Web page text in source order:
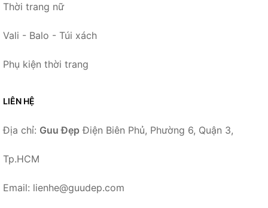
Thời trang nữ
Vali - Balo - Túi xách
Phụ kiện thời trang
LIÊN HỆ
Địa chỉ: Guu Đẹp Điện Biên Phủ, Phường 6, Quận 3,
Tp.HCM
Email: lienhe@guudep.com